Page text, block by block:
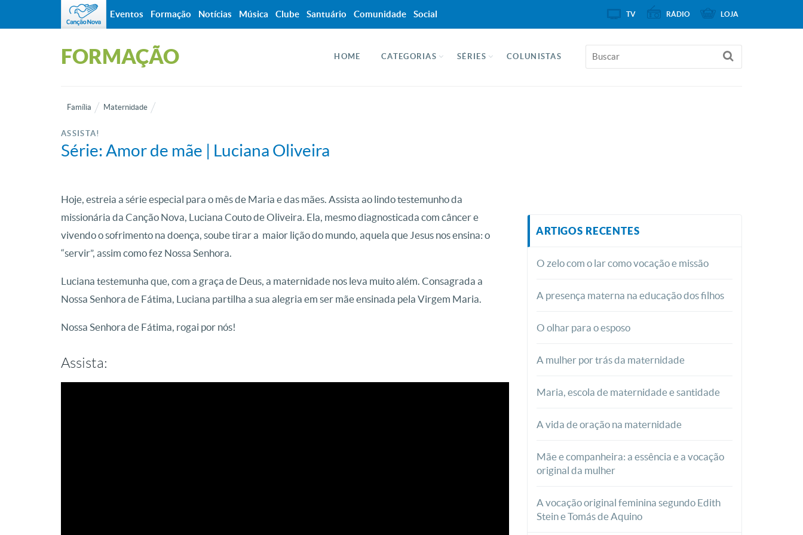
FORMAÇÃO HOME CATEGORIAS SÉRIES COLUNISTAS
Família Maternidade
ASSISTA!
Série: Amor de mãe | Luciana Oliveira
Hoje, estreia a série especial para o mês de Maria e das mães. Assista ao lindo testemunho da
missionária da Canção Nova, Luciana Couto de Oliveira. Ela, mesmo diagnosticada com câncer e
vivendo o sofrimento na doença, soube tirar a maior lição do mundo, aquela que Jesus nos ensina: o
“servir”, assim como fez Nossa Senhora.
Luciana testemunha que, com a graça de Deus, a maternidade nos leva muito além. Consagrada a
Nossa Senhora de Fátima, Luciana partilha a sua alegria em ser mãe ensinada pela Virgem Maria.
Nossa Senhora de Fátima, rogai por nós!
Assista:
ARTIGOS RECENTES
O zelo com o lar como vocação e missão
A presença materna na educação dos filhos
O olhar para o esposo
A mulher por trás da maternidade
Maria, escola de maternidade e santidade
A vida de oração na maternidade
Mãe e companheira: a essência e a vocação
original da mulher
A vocação original feminina segundo Edith
Stein e Tomás de Aquino
Eventos Formação Notícias Música Clube Santuário Comunidade Social TV RÁDIO LOJA